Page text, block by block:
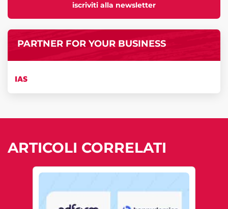
iscriviti alla newsletter
PARTNER FOR YOUR BUSINESS
IAS
ARTICOLI CORRELATI